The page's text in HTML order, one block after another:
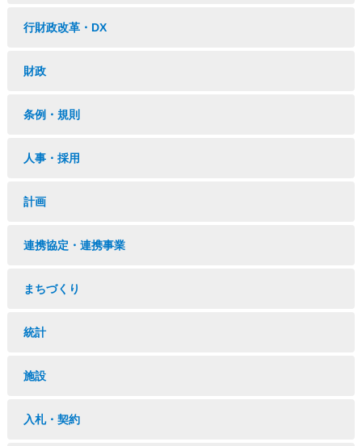
行財政改革・DX
財政
条例・規則
人事・採用
計画
連携協定・連携事業
まちづくり
統計
施設
入札・契約